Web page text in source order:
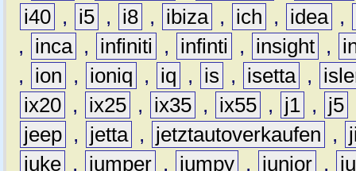
i40 , i5 , i8 , ibiza , ich , idea ,
,
inca , infiniti , infinti , insight ,
,
ion , ioniq , iq , is , isetta ,
ix20 , ix25 , ix35 , ix55 , j1 , j5
jeep , jetta , jetztautoverkaufen ,
juke , jumper , jumpy , junior ,